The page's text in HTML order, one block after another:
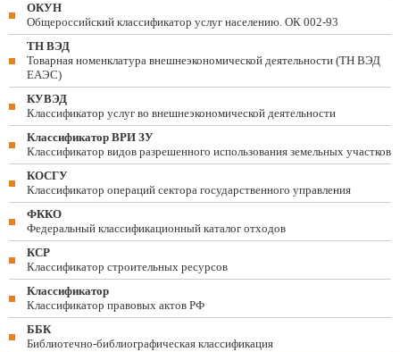
ОКУН
Общероссийский классификатор услуг населению. ОК 002-93
ТН ВЭД
Товарная номенклатура внешнеэкономической деятельности (ТН ВЭД
ЕАЭС)
КУВЭД
Классификатор услуг во внешнеэкономической деятельности
Классификатор ВРИ ЗУ
Классификатор видов разрешенного использования земельных участков
КОСГУ
Классификатор операций сектора государственного управления
ФККО
Федеральный классификационный каталог отходов
КСР
Классификатор строительных ресурсов
Классификатор
Классификатор правовых актов РФ
ББК
Библиотечно-библиографическая классификация